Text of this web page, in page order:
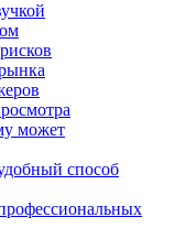
может
способ